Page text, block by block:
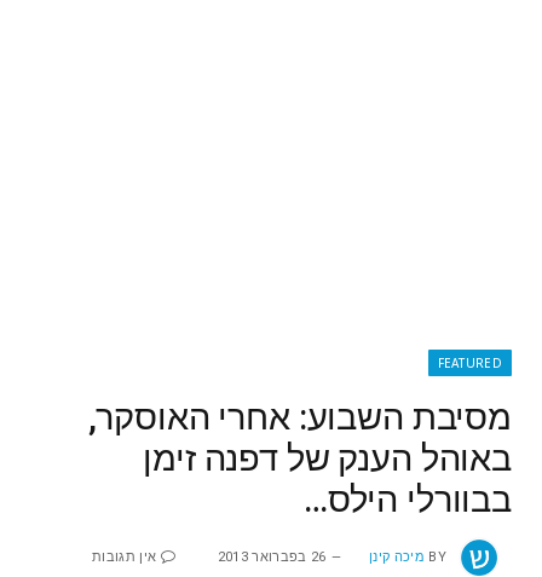
FEATURED
מסיבת השבוע: אחרי האוסקר,
באוהל הענק של דפנה זימן
בבוורלי הילס…
BY מיכה קינן 26 בפברואר 2013 אין תגובות